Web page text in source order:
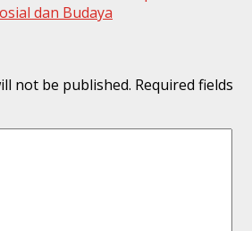
dan Budaya
not be published. Required fields